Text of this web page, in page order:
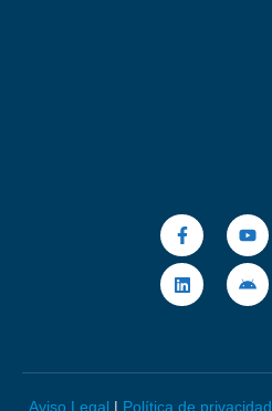
Aviso Legal | Política de privacidad